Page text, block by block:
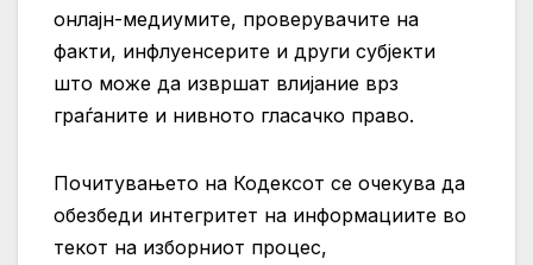
онлајн-медиумите, проверувачите на
факти, инфлуенсерите и други субјекти
што може да извршат влијание врз
граѓаните и нивното гласачко право.
Почитувањето на Кодексот се очекува да
обезбеди интегритет на информациите во
текот на изборниот процес,